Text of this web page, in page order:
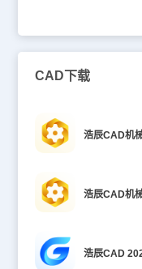
CAD下载
浩辰CAD机
浩辰CAD机
浩辰CAD